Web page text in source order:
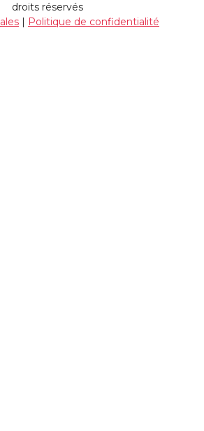
droits réservés
Politique de confidentialité